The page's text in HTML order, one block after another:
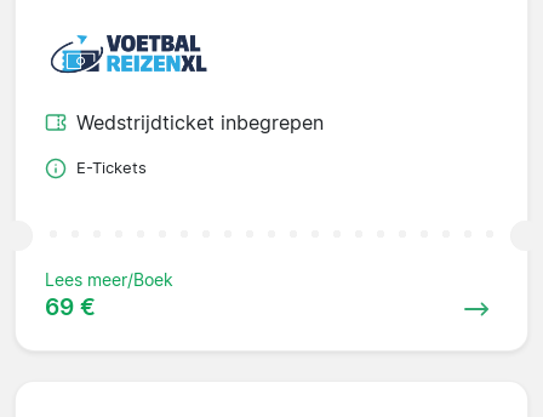
Wedstrijdticket inbegrepen
E-Tickets
Lees meer/Boek
69 €